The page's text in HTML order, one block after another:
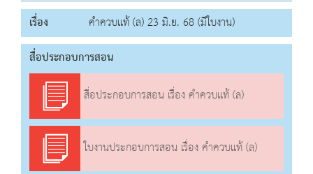
เรื่อง
คำควบแท้ (ล) 23 มิ.ย. 68 (มีใบงาน)
สื่อประกอบการสอน
สื่อประกอบการสอน เรื่อง คำควบแท้ (ล)
ใบงานประกอบการสอน เรื่อง คำควบแท้ (ล)